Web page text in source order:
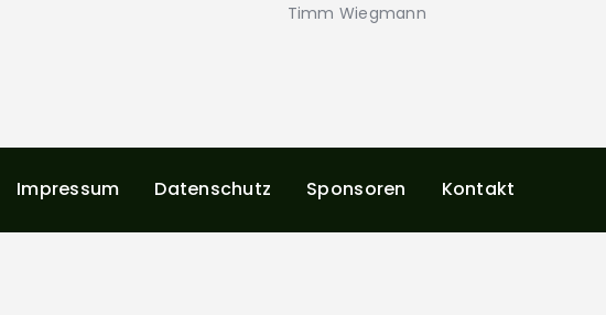
Timm Wiegmann
Impressum Datenschutz Sponsoren Kontakt